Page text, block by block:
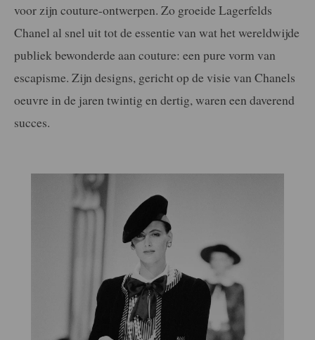
voor zijn couture-ontwerpen. Zo groeide Lagerfelds
Chanel al snel uit tot de essentie van wat het wereldwijde
publiek bewonderde aan couture: een pure vorm van
escapisme. Zijn designs, gericht op de visie van Chanels
oeuvre in de jaren twintig en dertig, waren een daverend
succes.